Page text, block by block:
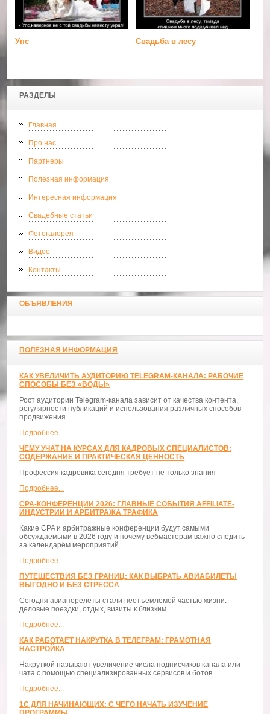
РАЗДЕЛЫ
Главная
Про нас
Партнеры
Полезная информация
Интересная информация
Свадебные статьи
Фотогалерея
Видео
Контакты
ОБЪЯВЛЕНИЯ
ПОЛЕЗНАЯ ИНФОРМАЦИЯ
КАК УВЕЛИЧИТЬ АУДИТОРИЮ TELEGRAM-КАНАЛА: РАБОЧИЕ
СПОСОБЫ БЕЗ «ВОДЫ»
Рост аудитории Telegram-канала зависит от качества контента,
регулярности публикаций и использования различных способов
продвижения.
Подробнее...
ЧЕМУ УЧАТ НА КУРСАХ ДЛЯ КАДРОВЫХ СПЕЦИАЛИСТОВ:
СОДЕРЖАНИЕ И ПРАКТИЧЕСКАЯ ЦЕННОСТЬ
Профессия кадровика сегодня требует не только знания
Подробнее...
CPA-КОНФЕРЕНЦИИ 2026: ГЛАВНЫЕ СОБЫТИЯ AFFILIATE-
ИНДУСТРИИ И АРБИТРАЖА ТРАФИКА
Какие CPA и арбитражные конференции будут самыми
обсуждаемыми в 2026 году и почему вебмастерам важно следить
за календарём мероприятий.
Подробнее...
ПУТЕШЕСТВИЯ БЕЗ ГРАНИЦ: КАК ВЫБРАТЬ АВИАБИЛЕТЫ
ВЫГОДНО И БЕЗ СТРЕССА
Сегодня авиаперелёты стали неотъемлемой частью жизни:
деловые поездки, отдых, визиты к близким.
Подробнее...
КАК РАБОТАЕТ НАКРУТКА В ТЕЛЕГРАМ: ГРАМОТНАЯ
НАСТРОЙКА
Накруткой называют увеличение числа подписчиков канала или
чата с помощью специализированных сервисов и ботов
Подробнее...
1С ДЛЯ НАЧИНАЮЩИХ: С ЧЕГО НАЧАТЬ ИЗУЧЕНИЕ
Упс Свадьба в лесу